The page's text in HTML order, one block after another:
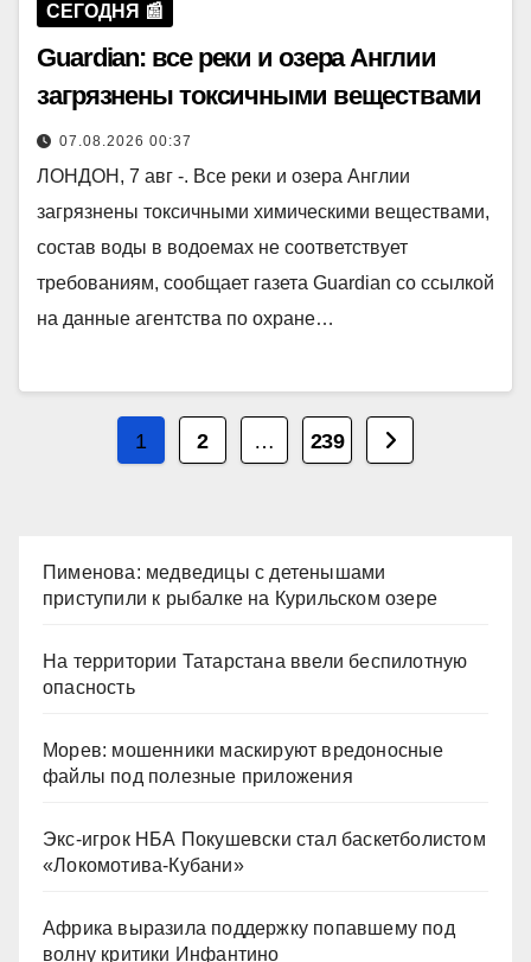
СЕГОДНЯ 📰
Guardian: все реки и озера Англии
загрязнены токсичными веществами
07.08.2026 00:37
ЛОНДОН, 7 авг -. Все реки и озера Англии
загрязнены токсичными химическими веществами,
состав воды в водоемах не соответствует
требованиям, сообщает газета Guardian со ссылкой
на данные агентства по охране…
Пагинация
1 2 … 239
Пименова: медведицы с детенышами
приступили к рыбалке на Курильском озере
На территории Татарстана ввели беспилотную
опасность
Морев: мошенники маскируют вредоносные
файлы под полезные приложения
Экс-игрок НБА Покушевски стал баскетболистом
«Локомотива-Кубани»
Африка выразила поддержку попавшему под
волну критики Инфантино